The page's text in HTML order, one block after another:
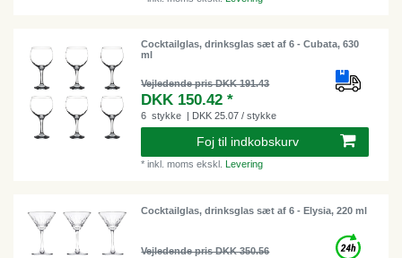
Cocktailglas, drinksglas sæt af 6 - Cubata, 630
ml
Vejledende pris DKK 191.43
DKK 150.42 *
6 stykke | DKK 25.07 / stykke
Foj til indkobskurv
*inkl. moms ekskl.Levering
Cocktailglas, drinksglas sæt af 6 - Elysia, 220 ml
Vejledende pris DKK 350.56